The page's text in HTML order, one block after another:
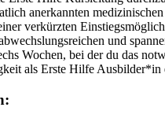
anerkannten medizinischen
verkürzten
und
Wochen, bei der du das
als Erste Hilfe Ausbilder*in